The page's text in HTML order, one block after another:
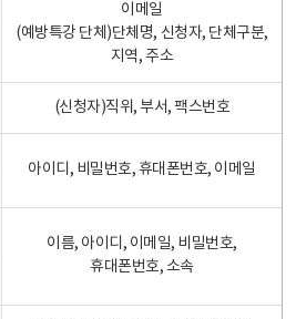
이메일
(예방특강 단체)단체명, 신청자, 단체구분,
지역, 주소
(신청자)직위, 부서, 팩스번호
아이디, 비밀번호, 휴대폰번호, 이메일
이름, 아이디, 이메일, 비밀번호,
휴대폰번호, 소속